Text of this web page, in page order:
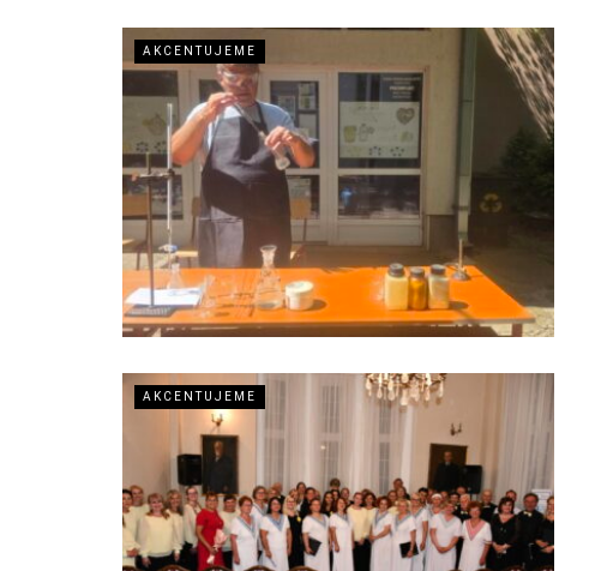
AKCENTUJEME
AKCENTUJEME